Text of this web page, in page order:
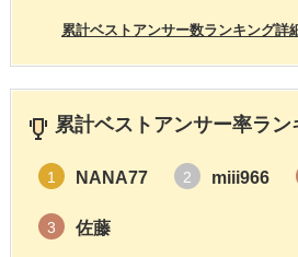
累計ベストアンサー数ランキング詳
累計ベストアンサー率ラン
1 NANA77 2 miii966
3 佐藤